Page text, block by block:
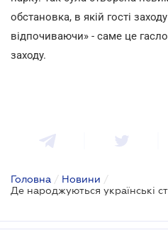
обстановка, в якій гості
відпочиваючи» - саме це
заходу.
Головна / Новини /
Де народжуються українські